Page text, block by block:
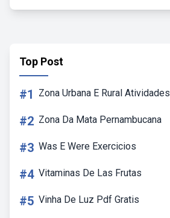
Top Post
#1 Zona Urbana E Rural Atividades
#2 Zona Da Mata Pernambucana
#3 Was E Were Exercicios
#4 Vitaminas De Las Frutas
#5 Vinha De Luz Pdf Gratis